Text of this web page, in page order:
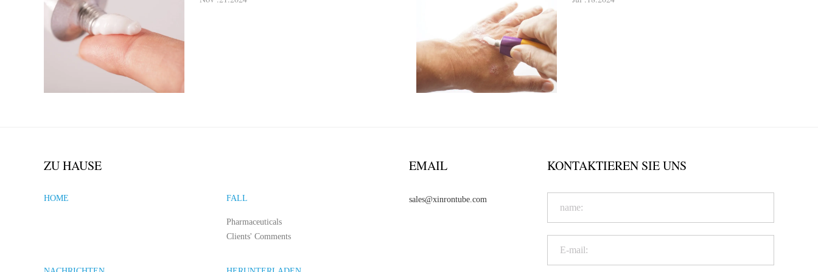
ZU HAUSE
HOME FALL
Pharmaceuticals
Clients' Comments
EMAIL
sales@xinrontube.com
KONTAKTIEREN SIE UNS